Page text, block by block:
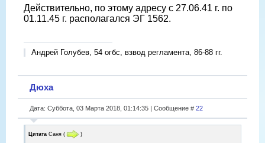
Действительно, по этому адресу с 27.06.41 г. по
01.11.45 г. располагался ЭГ 1562.
Андрей Голубев, 54 огбс, взвод регламента, 86-88 гг.
Дюха
Дата: Суббота, 03 Марта 2018, 01:14:35 | Сообщение # 22
Цитата Саня ( )